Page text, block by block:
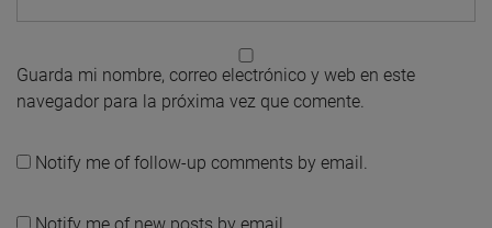
Guarda mi nombre, correo electrónico y web en este
navegador para la próxima vez que comente.
Notify me of follow-up comments by email.